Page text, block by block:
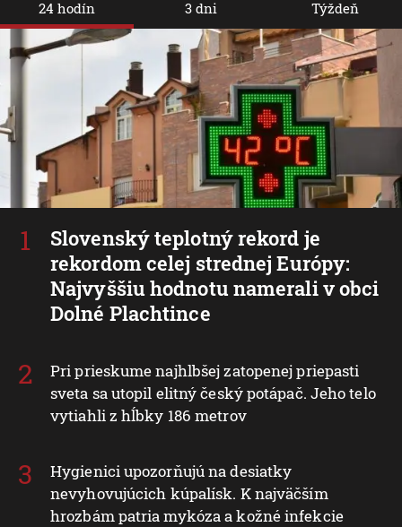
24 hodín
Slovenský teplotný rekord je
rekordom celej strednej Európy:
Najvyššiu hodnotu namerali v obci
Dolné Plachtince
Pri prieskume najhlbšej zatopenej priepasti
sveta sa utopil elitný český potápač. Jeho telo
vytiahli z hĺbky 186 metrov
Hygienici upozorňujú na desiatky
nevyhovujúcich kúpalísk. K najväčším
hrozbám patria mykóza a kožné infekcie
3 dni Týždeň